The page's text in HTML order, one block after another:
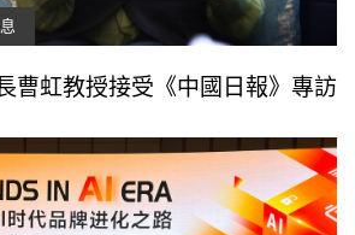
曹虹教授接受《中國日報》專訪